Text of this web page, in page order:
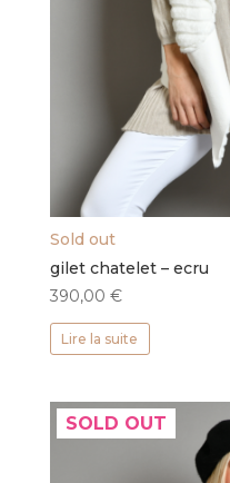
Sold out
gilet chatelet – ecru
390,00 €
Lire la suite
SOLD OUT